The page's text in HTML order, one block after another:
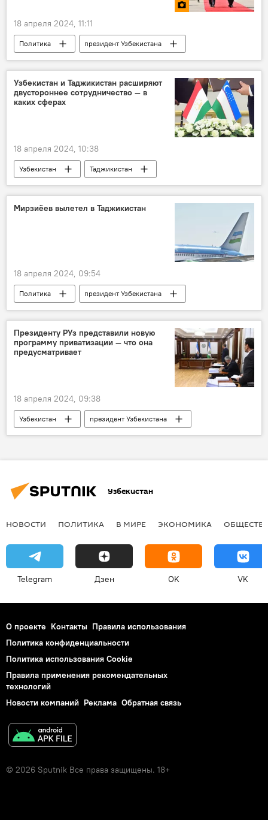
18 апреля 2024, 11:11
Политика
президент Узбекистана
Шавкат Мирзиёев
Эмомали Рахмон
Таджикистан
Встреча
Душанбе
государственный визит
Узбекистан и Таджикистан расширяют
двустороннее сотрудничество — в
каких сферах
18 апреля 2024, 10:38
Узбекистан
Таджикистан
бизнес-форум
сотрудничество
Экономика
Инвестиции
Мирзиёев вылетел в Таджикистан
18 апреля 2024, 09:54
Политика
президент Узбекистана
Шавкат Мирзиёев
Эмомали Рахмон
Таджикистан
государственный визит
Президенту РУз представили новую
программу приватизации — что она
предусматривает
18 апреля 2024, 09:38
Узбекистан
президент Узбекистана
Шавкат Мирзиёев
программа
Узбекистан
НОВОСТИ ПОЛИТИКА В МИРЕ ЭКОНОМИКА
Telegram Дзен OK VK
О проекте Контакты Правила использования
Политика конфиденциальности
Политика использования Cookie
Правила применения рекомендательных
технологий
Новости компаний Реклама Обратная связь
© 2026 Sputnik Все права защищены. 18+